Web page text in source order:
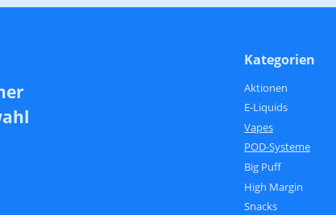
Kategorien
Aktionen
E-Liquids
Vapes
POD-Systeme
Big Puff
High Margin
Snacks